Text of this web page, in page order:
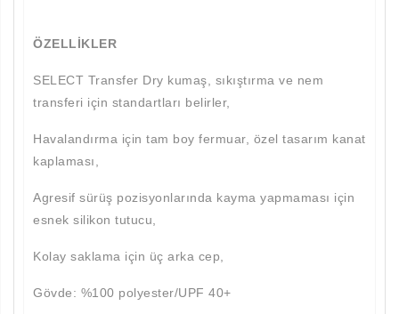
ÖZELLİKLER
SELECT Transfer Dry kumaş, sıkıştırma ve nem
transferi için standartları belirler,
Havalandırma için tam boy fermuar, özel tasarım kanat
kaplaması,
Agresif sürüş pozisyonlarında kayma yapmaması için
esnek silikon tutucu,
Kolay saklama için üç arka cep,
Gövde: %100 polyester/UPF 40+